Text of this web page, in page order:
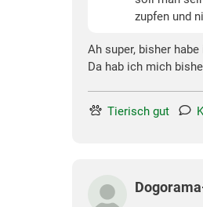
zupfen und
Ah super, bisher
Da hab ich mich
Tierisch gut